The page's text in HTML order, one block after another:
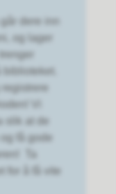
dere inn
og lager
Vi
slik at de
få gode
Ta
for å få vite